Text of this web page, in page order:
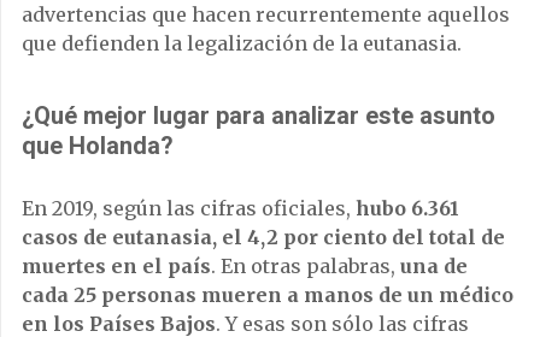
advertencias que hacen recurrentemente aquellos
que defienden la legalización de la eutanasia.
¿Qué mejor lugar para analizar este asunto
que Holanda?
En 2019, según las cifras oficiales, hubo 6.361
casos de eutanasia, el 4,2 por ciento del total de
muertes en el país. En otras palabras, una de
cada 25 personas mueren a manos de un médico
en los Países Bajos. Y esas son sólo las cifras